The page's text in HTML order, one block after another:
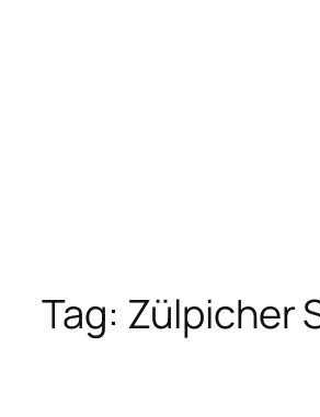
Tag: Zülpicher